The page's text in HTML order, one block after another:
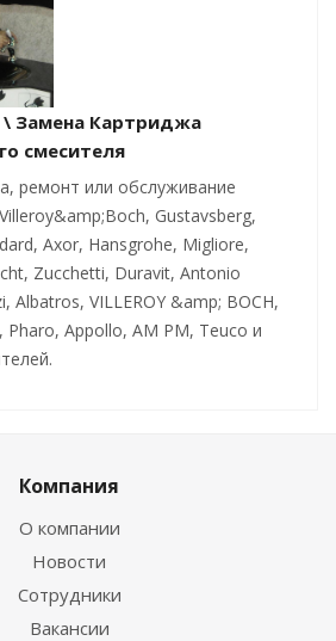
Замена Картриджа
смесителя
ремонт или обслуживание
Gustavsberg,
Axor, Hansgrohe, Migliore,
Zucchetti, Duravit, Antonio
Albatros, VILLEROY &amp; BOCH,
Pharo, Appollo, AM PM, Teuco и
Компания
О компании
Новости
Сотрудники
Вакансии